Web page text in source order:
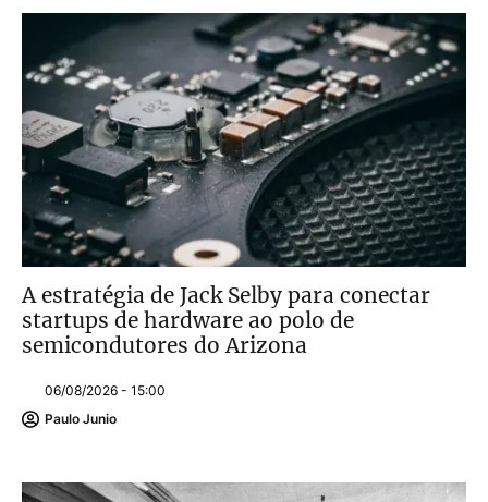
A estratégia de Jack Selby para conectar
startups de hardware ao polo de
semicondutores do Arizona
06/08/2026 - 15:00
Paulo Junio